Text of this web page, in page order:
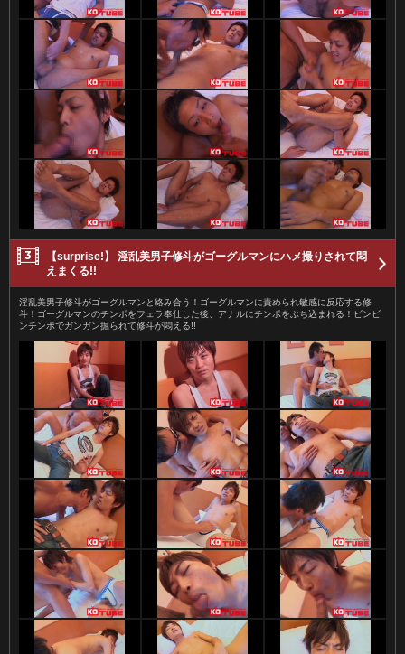
【surprise!】 淫乱美男子修斗がゴーグルマンにハメ撮りされて悶
えまくる!!
淫乱美男子修斗がゴーグルマンと絡み合う！ゴーグルマンに責められ敏感に反応する修
斗！ゴーグルマンのチンポをフェラ奉仕した後、アナルにチンポをぶち込まれる！ビンビ
ンチンポでガンガン掘られて修斗が悶える!!